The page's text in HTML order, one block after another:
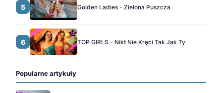
5 Golden Ladies - Zielona Puszcza
6 TOP GIRLS - Nikt Nie Kręci Tak Jak Ty
Popularne artykuły